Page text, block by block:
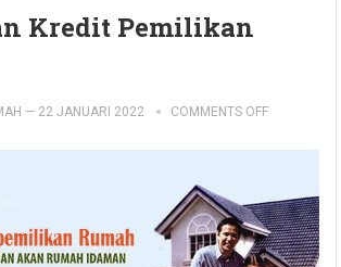
Kredit Pemilikan
— 22 JANUARI 2022 COMMENTS OFF